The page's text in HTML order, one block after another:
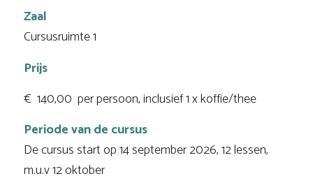
Zaal
Cursusruimte 1
Prijs
€ 140,00 per persoon, inclusief 1 x koffie/thee
Periode van de cursus
De cursus start op 14 september 2026, 12 lessen,
m.u.v 12 oktober